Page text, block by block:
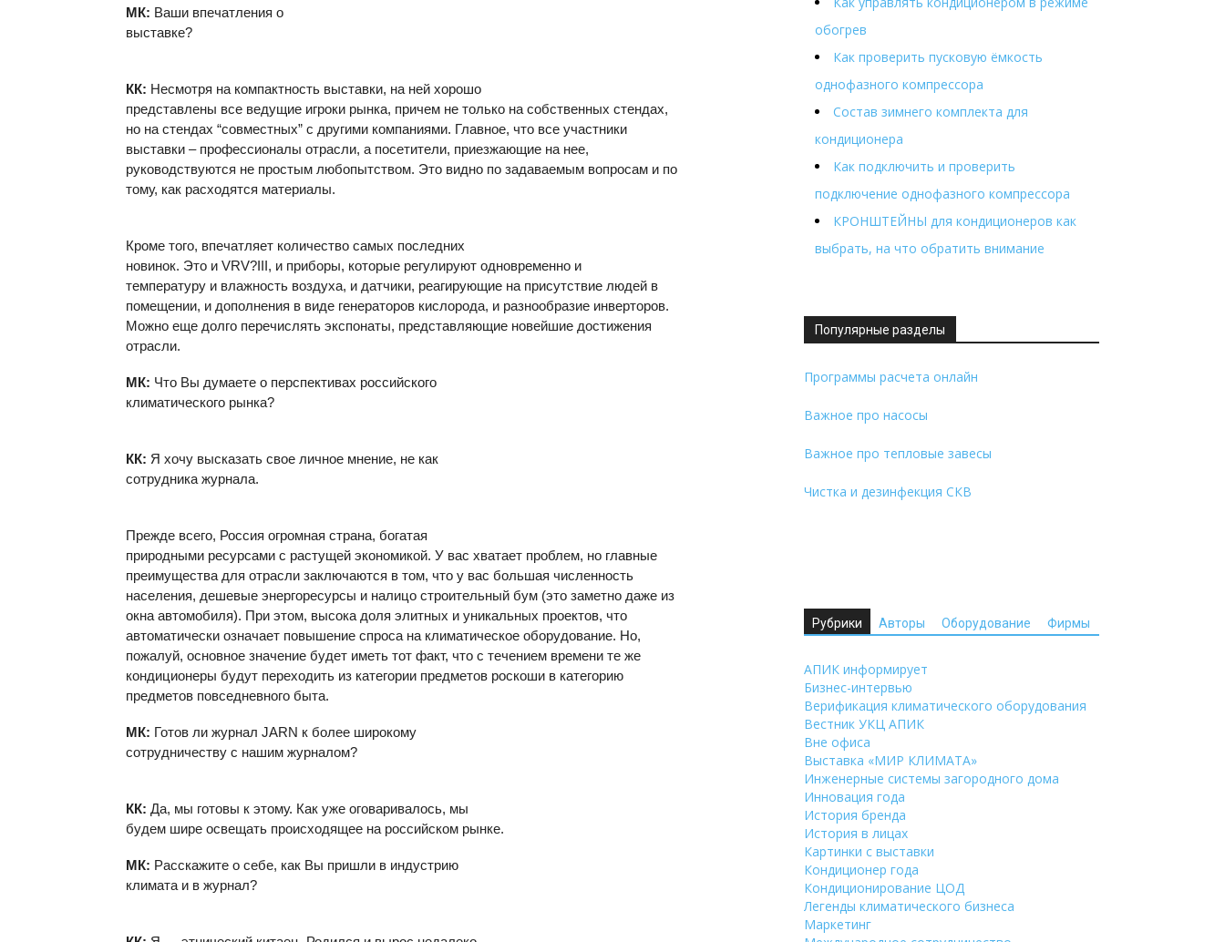
МК: Ваши впечатления о
выставке?
КК: Несмотря на компактность выставки, на ней хорошо
представлены все ведущие игроки рынка, причем не только на собственных стендах,
но на стендах “совместных” с другими компаниями. Главное, что все участники
выставки – профессионалы отрасли, а посетители, приезжающие на нее,
руководствуются не простым любопытством. Это видно по задаваемым вопросам и по
тому, как расходятся материалы.
Кроме того, впечатляет количество самых последних
новинок. Это и VRV?III, и приборы, которые регулируют одновременно и
температуру и влажность воздуха, и датчики, реагирующие на присутствие людей в
помещении, и дополнения в виде генераторов кислорода, и разнообразие инверторов.
Можно еще долго перечислять экспонаты, представляющие новейшие достижения
отрасли.
МК: Что Вы думаете о перспективах российского
климатического рынка?
КК: Я хочу высказать свое личное мнение, не как
сотрудника журнала.
Прежде всего, Россия огромная страна, богатая
природными ресурсами с растущей экономикой. У вас хватает проблем, но главные
преимущества для отрасли заключаются в том, что у вас большая численность
населения, дешевые энергоресурсы и налицо строительный бум (это заметно даже из
окна автомобиля). При этом, высока доля элитных и уникальных проектов, что
автоматически означает повышение спроса на климатическое оборудование. Но,
пожалуй, основное значение будет иметь тот факт, что с течением времени те же
кондиционеры будут переходить из категории предметов роскоши в категорию
предметов повседневного быта.
МК: Готов ли журнал JARN к более широкому
сотрудничеству с нашим журналом?
КК: Да, мы готовы к этому. Как уже оговаривалось, мы
будем шире освещать происходящее на российском рынке.
МК: Расскажите о себе, как Вы пришли в индустрию
климата и в журнал?
обогрев
Как проверить пусковую ёмкость
однофазного компрессора
Состав зимнего комплекта для
кондиционера
Как подключить и проверить
подключение однофазного компрессора
КРОНШТЕЙНЫ для кондиционеров как
выбрать, на что обратить внимание
Популярные разделы
Программы расчета онлайн
Важное про насосы
Важное про тепловые завесы
Чистка и дезинфекция СКВ
Рубрики Авторы Оборудование Фирмы
АПИК информирует
Бизнес-интервью
Верификация климатического оборудования
Вестник УКЦ АПИК
Вне офиса
Выставка «МИР КЛИМАТА»
Инженерные системы загородного дома
Инновация года
История бренда
История в лицах
Картинки с выставки
Кондиционер года
Кондиционирование ЦОД
Легенды климатического бизнеса
Маркетинг